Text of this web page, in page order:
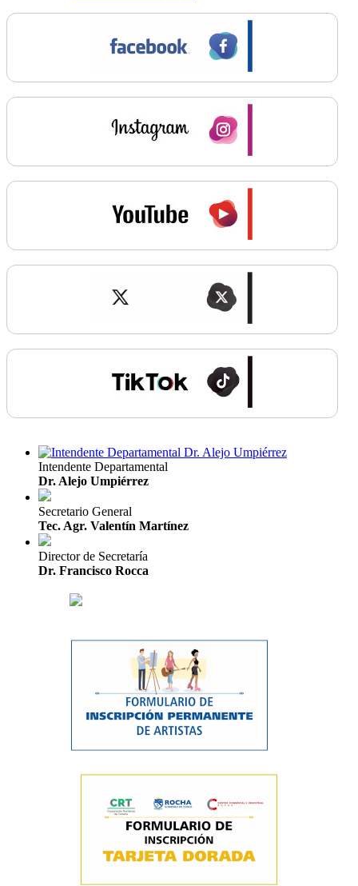
Intendente Departamental
Dr. Alejo Umpiérrez
Secretario General
Tec. Agr. Valentín Martínez
Director de Secretaría
Dr. Francisco Rocca